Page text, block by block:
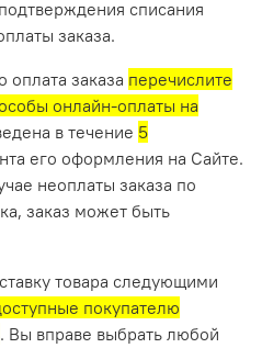
списания
заказа.
оплата заказа перечислите
онлайн-оплаты на
в течение 5
его оформления на Сайте.
неоплаты заказа по
заказ может быть
товара следующими
покупателю
. Вы вправе выбрать любой